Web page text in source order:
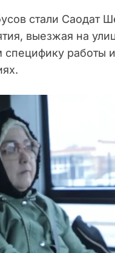
стали Саодат
выезжая на
специфику работы